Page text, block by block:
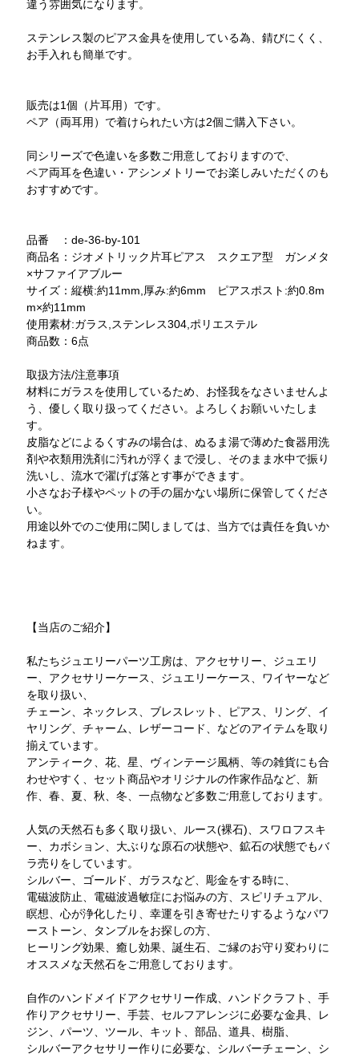
違う雰囲気になります。
ステンレス製のピアス金具を使用している為、錆びにくく、
お手入れも簡単です。
販売は1個（片耳用）です。
ペア（両耳用）で着けられたい方は2個ご購入下さい。
同シリーズで色違いを多数ご用意しておりますので、
ペア両耳を色違い・アシンメトリーでお楽しみいただくのも
おすすめです。
品番 ：de-36-by-101
商品名：ジオメトリック片耳ピアス スクエア型 ガンメタ
×サファイアブルー
サイズ：縦横:約11mm,厚み:約6mm ピアスポスト:約0.8m
m×約11mm
使用素材:ガラス,ステンレス304,ポリエステル
商品数：6点
取扱方法/注意事項
材料にガラスを使用しているため、お怪我をなさいませんよ
う、優しく取り扱ってください。よろしくお願いいたしま
す。
皮脂などによるくすみの場合は、ぬるま湯で薄めた食器用洗
剤や衣類用洗剤に汚れが浮くまで浸し、そのまま水中で振り
洗いし、流水で濯げば落とす事ができます。
小さなお子様やペットの手の届かない場所に保管してくださ
い。
用途以外でのご使用に関しましては、当方では責任を負いか
ねます。
【当店のご紹介】
私たちジュエリーパーツ工房は、アクセサリー、ジュエリ
ー、アクセサリーケース、ジュエリーケース、ワイヤーなど
を取り扱い、
チェーン、ネックレス、ブレスレット、ピアス、リング、イ
ヤリング、チャーム、レザーコード、などのアイテムを取り
揃えています。
アンティーク、花、星、ヴィンテージ風柄、等の雑貨にも合
わせやすく、セット商品やオリジナルの作家作品など、新
作、春、夏、秋、冬、一点物など多数ご用意しております。
人気の天然石も多く取り扱い、ルース(裸石)、スワロフスキ
ー、カボション、大ぶりな原石の状態や、鉱石の状態でもバ
ラ売りをしています。
シルバー、ゴールド、ガラスなど、彫金をする時に、
電磁波防止、電磁波過敏症にお悩みの方、スピリチュアル、
瞑想、心が浄化したり、幸運を引き寄せたりするようなパワ
ーストーン、タンブルをお探しの方、
ヒーリング効果、癒し効果、誕生石、ご縁のお守り変わりに
オススメな天然石をご用意しております。
自作のハンドメイドアクセサリー作成、ハンドクラフト、手
作りアクセサリー、手芸、セルフアレンジに必要な金具、レ
ジン、パーツ、ツール、キット、部品、道具、樹脂、
シルバーアクセサリー作りに必要な、シルバーチェーン、シ